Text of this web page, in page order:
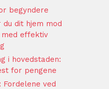
begyndere
dit hjem mod
effektiv
i hovedstaden:
for pengene
ved